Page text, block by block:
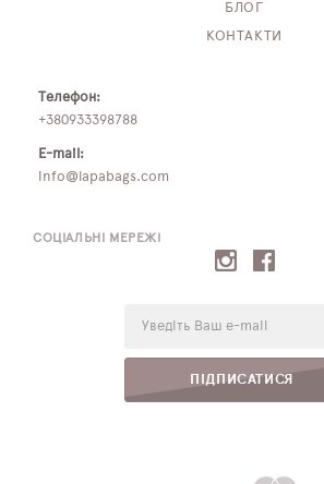
СОЦІАЛЬНІ МЕРЕЖІ
ПІДПИСАТИСЯ
БЛОГ
КОНТАКТИ
Телефон:
+380933398788
E-mail:
info@lapabags.com